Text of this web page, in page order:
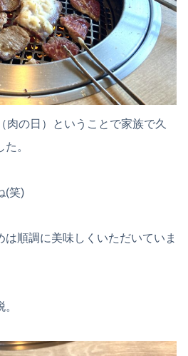
肉の日）ということで家族で久
。
(笑)
順調に美味しくいただいていま